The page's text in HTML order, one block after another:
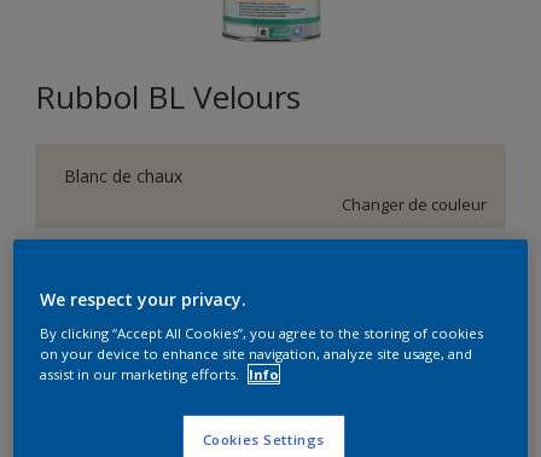
Rubbol BL Velours
Blanc de chaux
Changer de couleur
1L
Quantité Calculateur de peinture
Calculer
We respect your privacy.
By clicking “Accept All Cookies”, you agree to the storing of cookies
on your device to enhance site navigation, analyze site usage, and
assist in our marketing efforts.
Info
Cookies Settings